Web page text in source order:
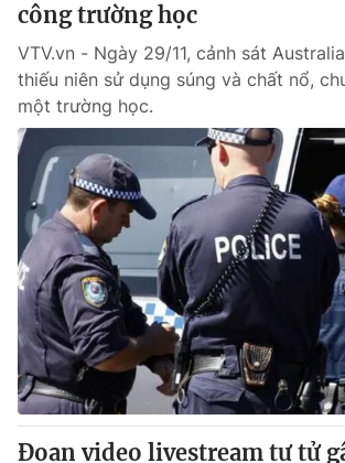
công trường học
VTV.vn - Ngày 29/11, cảnh sát
thiếu niên sử dụng súng và chất nổ,
một trường học.
Đoạn video livestream tự tử